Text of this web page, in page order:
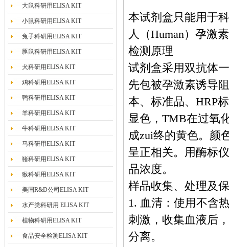
大鼠科研用ELISA KIT
小鼠科研用ELISA KIT
兔子科研用ELISA KIT
豚鼠科研用ELISA KIT
犬科研用ELISA KIT
鸡科研用ELISA KIT
鸭科研用ELISA KIT
羊科研用ELISA KIT
牛科研用ELISA KIT
马科研用ELISA KIT
猪科研用ELISA KIT
猴科研用ELISA KIT
美国R&D公司ELISA KIT
水产类科研用 ELISA KIT
植物科研用ELISA KIT
食品安全检测ELISA KIT
本试剂盒只能用于
人（Human）孕激
检测原理
试剂盒采用双抗体
先包被孕激素诱导
本、标准品、HRP
显色，TMB在过氧
成zui终的黄色。颜
呈正相关。用酶标
品浓度。
样品收集、处理及
1. 血清：使用不含
刺激，收集血液后
分离。